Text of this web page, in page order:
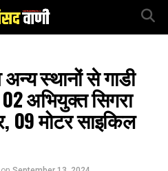
स्थानों से गाडी
अभियुक्त सिगरा
09 मोटर साइकिल